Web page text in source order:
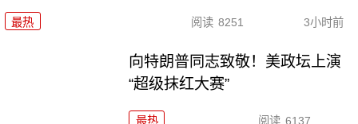
最热 阅读 8251 3小时前
向特朗普同志致敬！美政坛上演
“超级抹红大赛”
最热 阅读 6137